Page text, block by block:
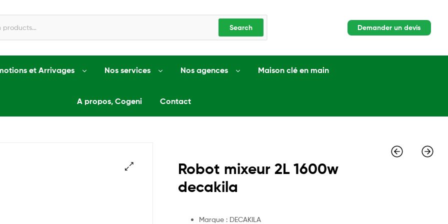
Search Demander un devis
et Arrivages Nos services Nos agences Maison clé en main
A propos, Cogeni Contact
Robot mixeur 2L 1600w
decakila
Marque : DECAKILA